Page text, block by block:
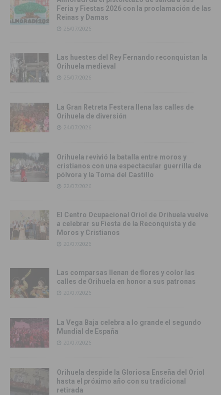
Feria y Fiestas 2026 con la proclamación de las
Reinas y Damas
25/07/2026
Las huestes del Rey Fernando reconquistan la
Orihuela medieval
25/07/2026
La Gran Retreta Festera llena las calles de
Orihuela de diversión
24/07/2026
Orihuela revivió la batalla entre moros y
cristianos con una espectacular guerrilla de
pólvora y la Toma del Castillo
22/07/2026
El Centro Ocupacional Oriol de Orihuela vuelve
a celebrar su Fiesta de la Reconquista y de
Moros y Cristianos
20/07/2026
Las comparsas llenan de flores y color las
calles de Orihuela en honor a sus patronas
20/07/2026
La Vega Baja celebra a lo grande el segundo
Mundial de España
20/07/2026
Orihuela despide la Gloriosa Enseña del Oriol
hasta el próximo año con su tradicional
retirada